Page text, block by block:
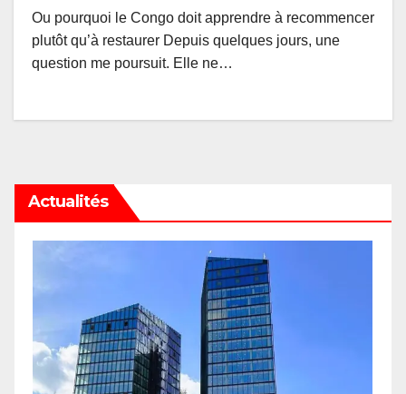
Ou pourquoi le Congo doit apprendre à recommencer
plutôt qu’à restaurer Depuis quelques jours, une
question me poursuit. Elle ne…
Actualités